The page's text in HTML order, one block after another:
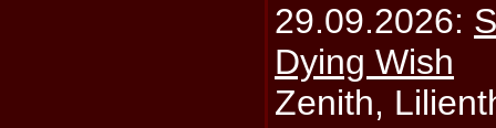
29.09.2026:
Dying Wish
Zenith,